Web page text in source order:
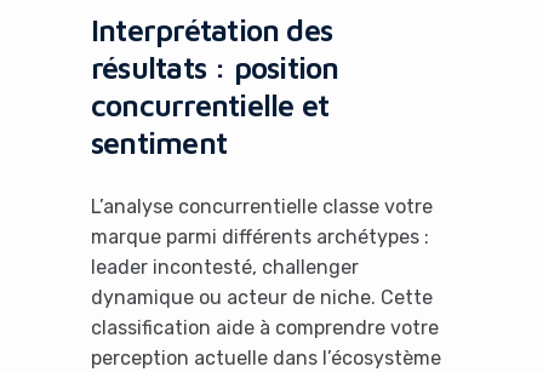
Interprétation des
résultats : position
concurrentielle et
sentiment
L’analyse concurrentielle classe votre
marque parmi différents archétypes :
leader incontesté, challenger
dynamique ou acteur de niche. Cette
classification aide à comprendre votre
perception actuelle dans l’écosystème